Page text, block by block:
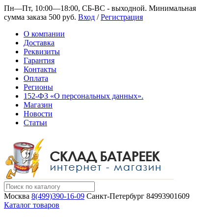
Пн—Пт, 10:00—18:00, СБ-ВС - выходной. Минимальная
сумма заказа 500 руб. Вход /Регистрация
О компании
Доставка
Реквизиты
Гарантия
Контакты
Оплата
Регионы
152-ФЗ «О персональных данных».
Магазин
Новости
Статьи
Москва 8(499)390-16-09 Санкт-Петербург 84993901609
Каталог товаров